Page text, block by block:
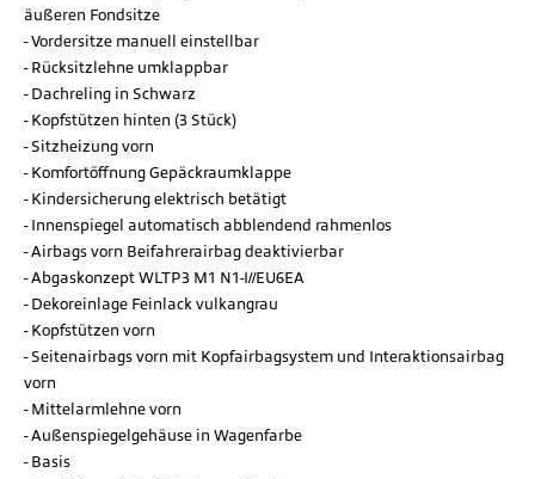
äußeren Fondsitze
Vordersitze manuell einstellbar
Rücksitzlehne umklappbar
Dachreling in Schwarz
Kopfstützen hinten (3 Stück)
Sitzheizung vorn
Komfortöffnung Gepäckraumklappe
Kindersicherung elektrisch betätigt
Innenspiegel automatisch abblendend rahmenlos
Airbags vorn Beifahrerairbag deaktivierbar
Abgaskonzept WLTP3 M1 N1-I//EU6EA
Dekoreinlage Feinlack vulkangrau
Kopfstützen vorn
Seitenairbags vorn mit Kopfairbagsystem und Interaktionsairbag
vorn
Mittelarmlehne vorn
Außenspiegelgehäuse in Wagenfarbe
Basis